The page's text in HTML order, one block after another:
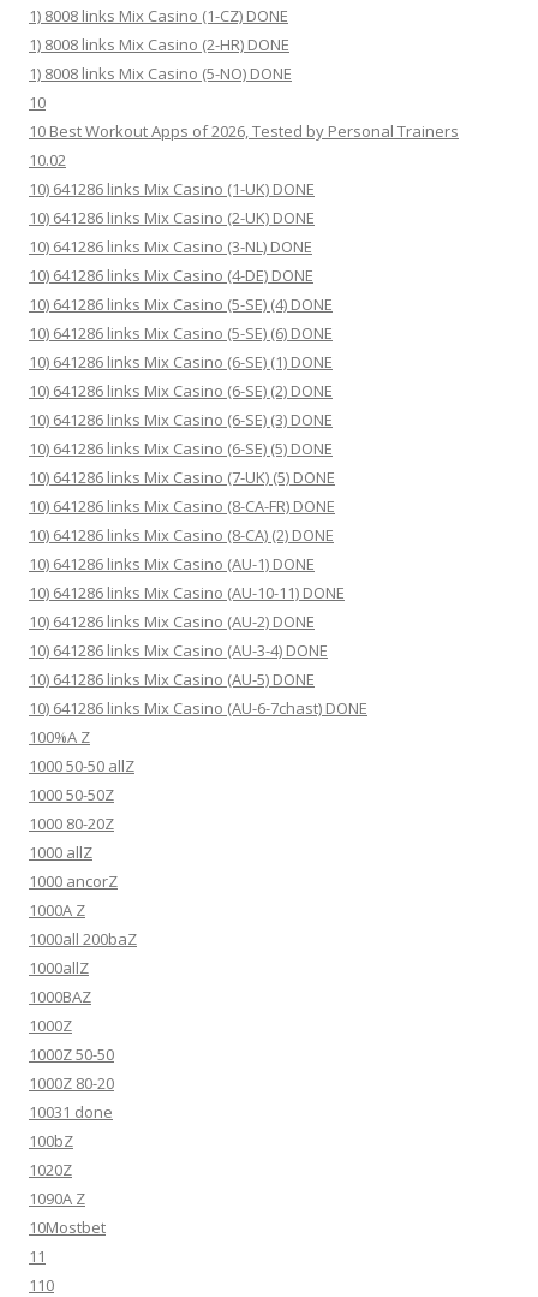
1) 8008 links Mix Casino (1-CZ) DONE
1) 8008 links Mix Casino (2-HR) DONE
1) 8008 links Mix Casino (5-NO) DONE
10
10 Best Workout Apps of 2026, Tested by Personal Trainers
10.02
10) 641286 links Mix Casino (1-UK) DONE
10) 641286 links Mix Casino (2-UK) DONE
10) 641286 links Mix Casino (3-NL) DONE
10) 641286 links Mix Casino (4-DE) DONE
10) 641286 links Mix Casino (5-SE) (4) DONE
10) 641286 links Mix Casino (5-SE) (6) DONE
10) 641286 links Mix Casino (6-SE) (1) DONE
10) 641286 links Mix Casino (6-SE) (2) DONE
10) 641286 links Mix Casino (6-SE) (3) DONE
10) 641286 links Mix Casino (6-SE) (5) DONE
10) 641286 links Mix Casino (7-UK) (5) DONE
10) 641286 links Mix Casino (8-CA-FR) DONE
10) 641286 links Mix Casino (8-CA) (2) DONE
10) 641286 links Mix Casino (AU-1) DONE
10) 641286 links Mix Casino (AU-10-11) DONE
10) 641286 links Mix Casino (AU-2) DONE
10) 641286 links Mix Casino (AU-3-4) DONE
10) 641286 links Mix Casino (AU-5) DONE
10) 641286 links Mix Casino (AU-6-7chast) DONE
100%A Z
1000 50-50 allZ
1000 50-50Z
1000 80-20Z
1000 allZ
1000 ancorZ
1000A Z
1000all 200baZ
1000allZ
1000BAZ
1000Z
1000Z 50-50
1000Z 80-20
10031 done
100bZ
1020Z
1090A Z
10Mostbet
11
110